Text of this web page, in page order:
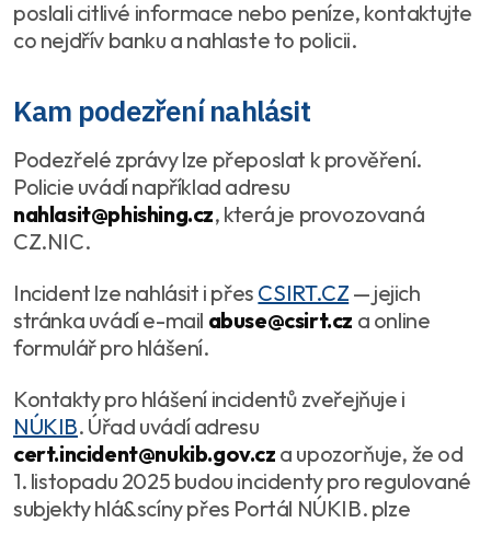
poslali citlivé informace nebo peníze, kontaktujte
co nejdřív banku a nahlaste to policii.
Kam podezření nahlásit
Podezřelé zprávy lze přeposlat k prověření.
Policie uvádí například adresu
nahlasit@phishing.cz, která je provozovaná
CZ.NIC.
Incident lze nahlásit i přes CSIRT.CZ — jejich
stránka uvádí e-mail abuse@csirt.cz a online
formulář pro hlášení.
Kontakty pro hlášení incidentů zveřejňuje i
NÚKIB. Úřad uvádí adresu
cert.incident@nukib.gov.cz a upozorňuje, že od
1. listopadu 2025 budou incidenty pro regulované
subjekty hlá&scíny přes Portál NÚKIB. plze